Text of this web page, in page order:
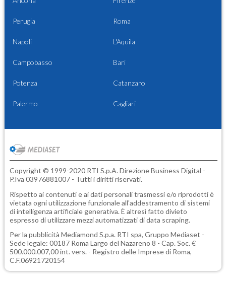
Perugia Roma
Napoli L'Aquila
Campobasso Bari
Potenza Catanzaro
Palermo Cagliari
Copyright © 1999-2020 RTI S.p.A. Direzione Business Digital -
P.Iva 03976881007 - Tutti i diritti riservati.
Rispetto ai contenuti e ai dati personali trasmessi e/o riprodotti è
vietata ogni utilizzazione funzionale all'addestramento di sistemi
di intelligenza artificiale generativa. È altresì fatto divieto
espresso di utilizzare mezzi automatizzati di data scraping.
Per la pubblicità Mediamond S.p.a. RTI spa, Gruppo Mediaset -
Sede legale: 00187 Roma Largo del Nazareno 8 - Cap. Soc. €
500.000.007,00 int. vers. - Registro delle Imprese di Roma,
C.F.06921720154